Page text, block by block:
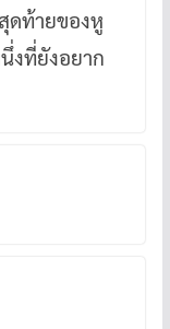
ดท้ายของหู
งที่ยังอยาก